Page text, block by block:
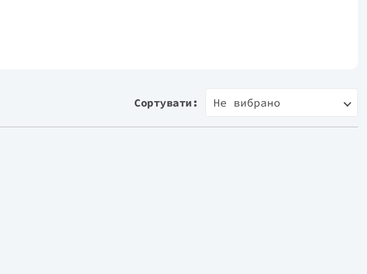
Сортувати: Не вибрано